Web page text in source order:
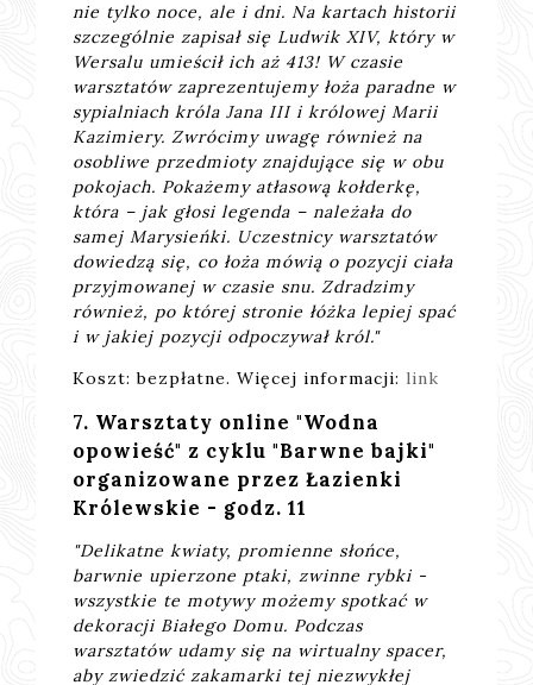
nie tylko noce, ale i dni. Na kartach historii
szczególnie zapisał się Ludwik XIV, który w
Wersalu umieścił ich aż 413! W czasie
warsztatów zaprezentujemy łoża paradne w
sypialniach króla Jana III i królowej Marii
Kazimiery. Zwrócimy uwagę również na
osobliwe przedmioty znajdujące się w obu
pokojach. Pokażemy atłasową kołderkę,
która – jak głosi legenda – należała do
samej Marysieńki. Uczestnicy warsztatów
dowiedzą się, co łoża mówią o pozycji ciała
przyjmowanej w czasie snu. Zdradzimy
również, po której stronie łóżka lepiej spać
i w jakiej pozycji odpoczywał król."
Koszt: bezpłatne. Więcej informacji: link
7. Warsztaty online "Wodna
opowieść" z cyklu "Barwne bajki"
organizowane przez Łazienki
Królewskie - godz. 11
"Delikatne kwiaty, promienne słońce,
barwnie upierzone ptaki, zwinne rybki -
wszystkie te motywy możemy spotkać w
dekoracji Białego Domu. Podczas
warsztatów udamy się na wirtualny spacer,
aby zwiedzić zakamarki tej niezwykłej